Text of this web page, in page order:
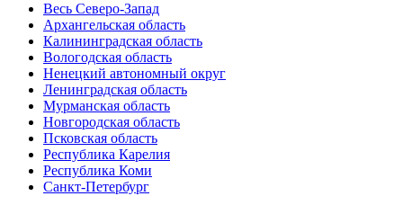
Весь Северо-Запад
Архангельская область
Калининградская область
Вологодская область
Ненецкий автономный округ
Ленинградская область
Мурманская область
Новгородская область
Псковская область
Республика Карелия
Республика Коми
Санкт-Петербург